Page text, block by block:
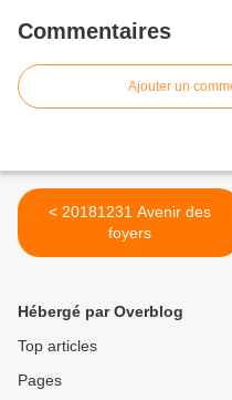
Commentaires
Ajouter un
< 20181231 Avenir des
foyers
Hébergé par Overblog
Top articles
Pages